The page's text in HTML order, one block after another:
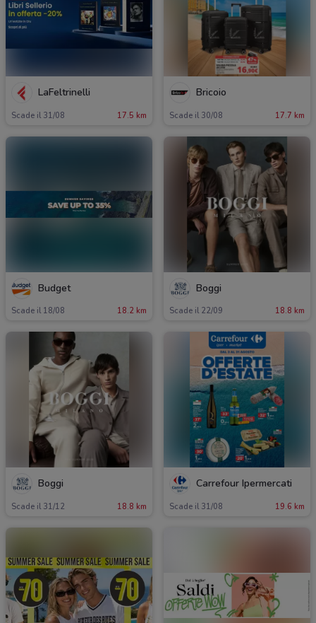
LaFeltrinelli
Scade il 31/08 17.5 km
Bricoio
Scade il 30/08 17.7 km
Budget
Scade il 18/08 18.2 km
Boggi
Scade il 22/09 18.8 km
Boggi
Scade il 31/12 18.8 km
Carrefour Ipermercati
Scade il 31/08 19.6 km